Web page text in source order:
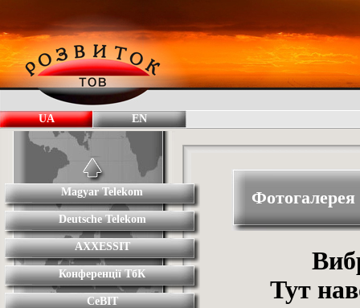
Magyar Telekom
Deutsche Telekom
AXXESSIT
Конференції ТбК
CeBIT
UA EN
Фотогалерея
Тут